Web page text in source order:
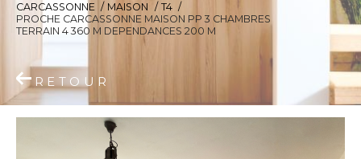
CARCASSONNE
MAISON
T4
PROCHE CARCASSONNE MAISON PP 3 CHAMBRES
TERRAIN 4 360 M DEPENDANCES 200 M
RETOUR